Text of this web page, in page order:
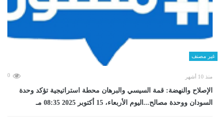
غير مصنف
منذ 10 أشهر 0
الإصلاح والنهضة: قمة السيسي والبرهان محطة استراتيجية تؤكد وحدة
السودان ووحدة مصالح...اليوم الأربعاء، 15 أكتوبر 2025 08:35 مـ